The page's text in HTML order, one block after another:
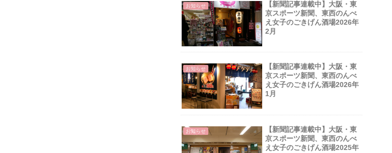
お知らせ
【新聞記事連載中】大阪・東
京スポーツ新聞、東西のんべ
え女子のごきげん酒場2026年
2月
お知らせ
【新聞記事連載中】大阪・東
京スポーツ新聞、東西のんべ
え女子のごきげん酒場2026年
1月
お知らせ
【新聞記事連載中】大阪・東
京スポーツ新聞、東西のんべ
え女子のごきげん酒場2025年